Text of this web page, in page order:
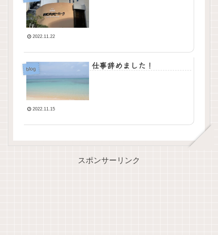
2022.11.22
blog 仕事辞めました！
2022.11.15
スポンサーリンク